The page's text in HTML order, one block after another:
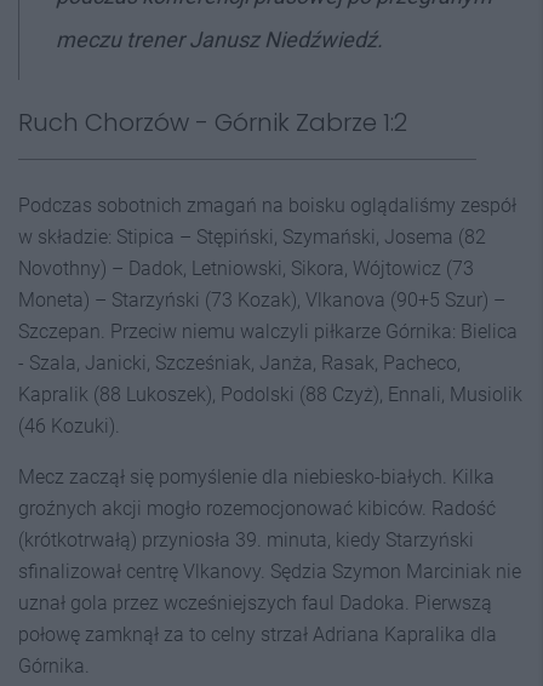
meczu trener Janusz Niedźwiedź.
Ruch Chorzów - Górnik Zabrze 1:2
Podczas sobotnich zmagań na boisku oglądaliśmy zespół
w składzie: Stipica – Stępiński, Szymański, Josema (82
Novothny) – Dadok, Letniowski, Sikora, Wójtowicz (73
Moneta) – Starzyński (73 Kozak), Vlkanova (90+5 Szur) –
Szczepan. Przeciw niemu walczyli piłkarze Górnika: Bielica
- Szala, Janicki, Szcześniak, Janża, Rasak, Pacheco,
Kapralik (88 Lukoszek), Podolski (88 Czyż), Ennali, Musiolik
(46 Kozuki).
Mecz zaczął się pomyślenie dla niebiesko-białych. Kilka
groźnych akcji mogło rozemocjonować kibiców. Radość
(krótkotrwałą) przyniosła 39. minuta, kiedy Starzyński
sfinalizował centrę Vlkanovy. Sędzia Szymon Marciniak nie
uznał gola przez wcześniejszych faul Dadoka. Pierwszą
połowę zamknął za to celny strzał Adriana Kapralika dla
Górnika.